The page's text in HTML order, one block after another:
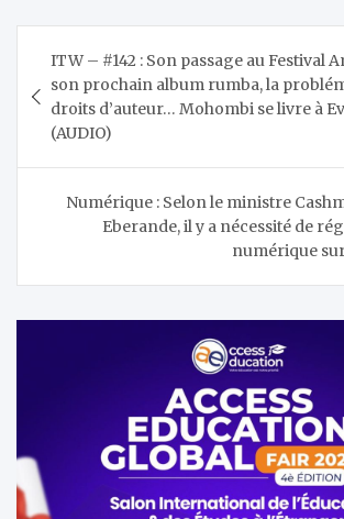
l’article
ITW – #142 : Son passage au Festival
son prochain album rumba, la
droits d’auteur… Mohombi se livre à
(AUDIO)
Numérique : Selon le ministre
Eberande, il y a nécessité de
numérique